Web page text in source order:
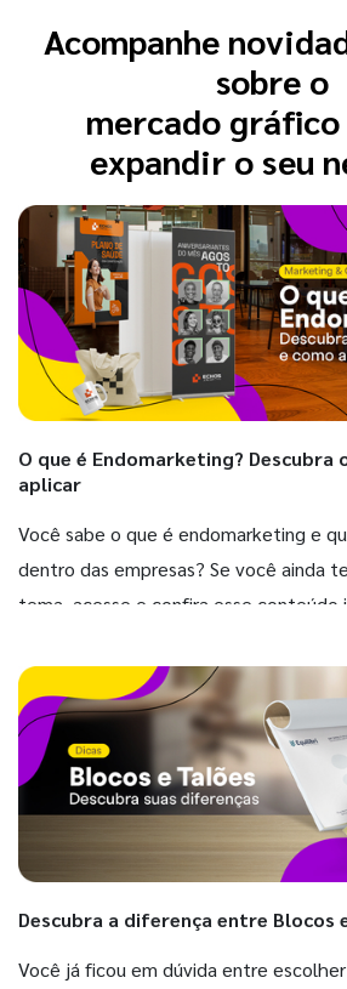
Acompanhe
sobre o
mercado gráfico
expandir o seu
O que é Endomarketing? Descubra
aplicar
Você sabe o que é endomarketing e
dentro das empresas? Se você ainda
tema, acesse e confira esse conteúdo
Descubra a diferença entre Blocos
Você já ficou em dúvida entre